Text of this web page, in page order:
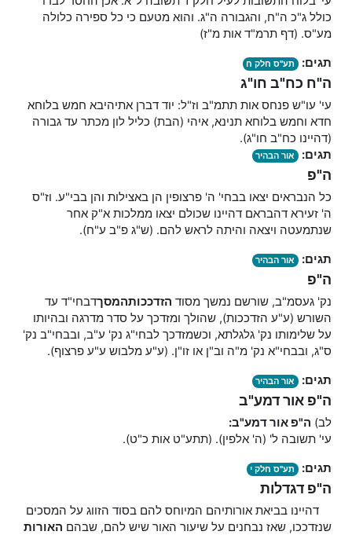
כולל ג"כ ה"ח, והגבורה ה"ג. והוא מטעם כי כל ספירה כלולה
מע"ס. (דף תרמ"ד אות מ"ז)
תגים: תע"ס חלק ח
ה"ח כח"ב חו"ג
עי' עו"ש פנחס אות תתמ"ב וז"ל: יוד דברן אתיהיבא חמש בלוחא
חדא וחמש בלוחא תנינא, איהי (הבת) כליל לון מכתר עד גבורה
(דהיינו כח"ב חו"ג).
תגים:
אור הבהיר
ה"פ
כל הנבראים יצאו בבחי' ה' פרצופין הן באצילות והן בבי"ע. וז"ס
ה' זעירא דהבראם דהיינו שכולם יצאו ממלכות א"ק אחר
שנתמעטה ויצאה והיתה לראש להם. (ש"ג פ"ב ע"ח).
תגים: אור הבהיר
ה"פ
נק' געסמ"ב, שורשם נמשך מסוד הזדככותהמסךדבחי"ד עד
השורש (ע"ע הזדככות), שהולך ומזדכך על סדר מדרגה ובהיותו
על שלימותו נק' גלגלתא, וכשמזדכך לבחי"ג נק' ע"ב, ובבחי"ב נק'
ס"ג, ובבחי"א נק' מ"ה וב"ן או זו"ן. (ע"ע מלבוש ע"ע פרצוף).
תגים: אור הבהיר
ה"פ אור דמע"ב
לב) ה"פ אור דמע"ב:
עי' תשובה ל' (ה' אלפין). (תתע"ט אות כ"ט).
תגים: תע"ס חלק י
ה"פ דגדלות
דהיינו בביאת אורותיהם המיוחס להם בסוד הזווג על המסכים
שנזדככו, שאז נבחנים על שיעור האור שיש להם, שבהם האורות